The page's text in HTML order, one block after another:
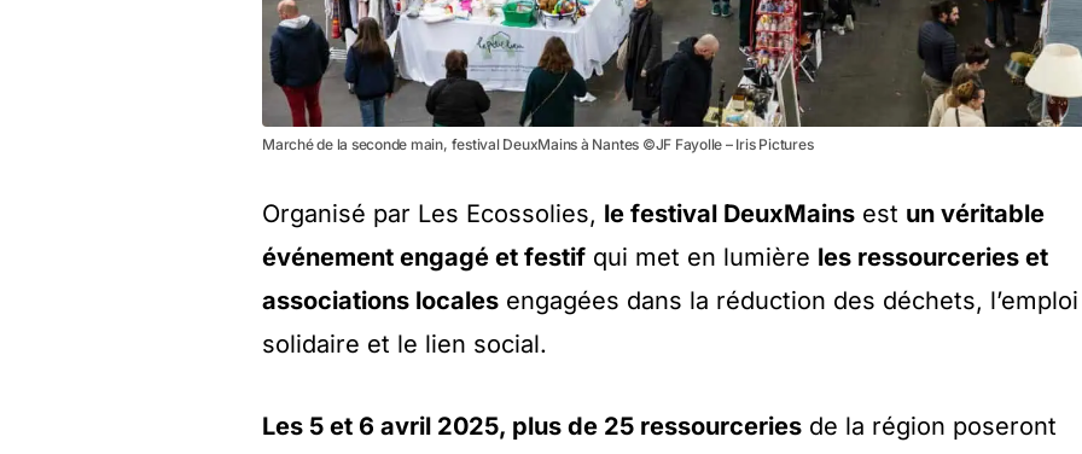
Marché de la seconde main, festival DeuxMains à Nantes ©JF Fayolle – Iris Pictures
Organisé par Les Ecossolies, le festival DeuxMains est un véritable
événement engagé et festif qui met en lumière les ressourceries et
associations locales engagées dans la réduction des déchets, l’emploi
solidaire et le lien social.
Les 5 et 6 avril 2025, plus de 25 ressourceries de la région poseront